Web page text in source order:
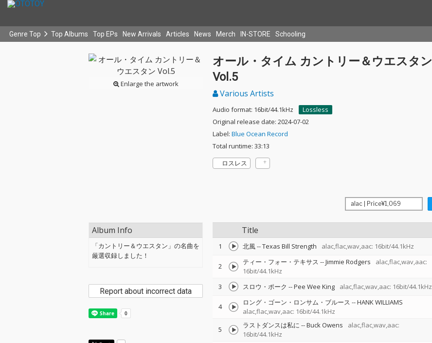
Genre Top Top Albums Top EPs New Arrivals Articles News Merch IN-STORE Schooling
Enlarge the artwork
オール・タイム カントリー＆ウエスタン
Vol.5
Various Artists
Audio format: 16bit/44.1kHz
Lossless
Original release date: 2024-07-02
Label: Blue Ocean Record
Total runtime: 33:13
ロスレス
Title
1 北風--Texas Bill Strength alac,flac,wav,aac: 16bit/44.1kHz
2 ティー・フォー・テキサス --Jimmie Rodgers
alac,flac,wav,aac:
16bit/44.1kHz
3 スロウ・ポーク --Pee Wee King alac,flac,wav,aac: 16bit/44.1kHz
4 ロング・ゴーン・ロンサム・ブルース --HANK WILLIAMS
alac,flac,wav,aac: 16bit/44.1kHz
5 ラストダンスは私に --Buck Owens
alac,flac,wav,aac:
16bit/44.1kHz
Album Info
「カントリー＆ウエスタン」の名曲を
厳選収録しました！
Report about incorrect data